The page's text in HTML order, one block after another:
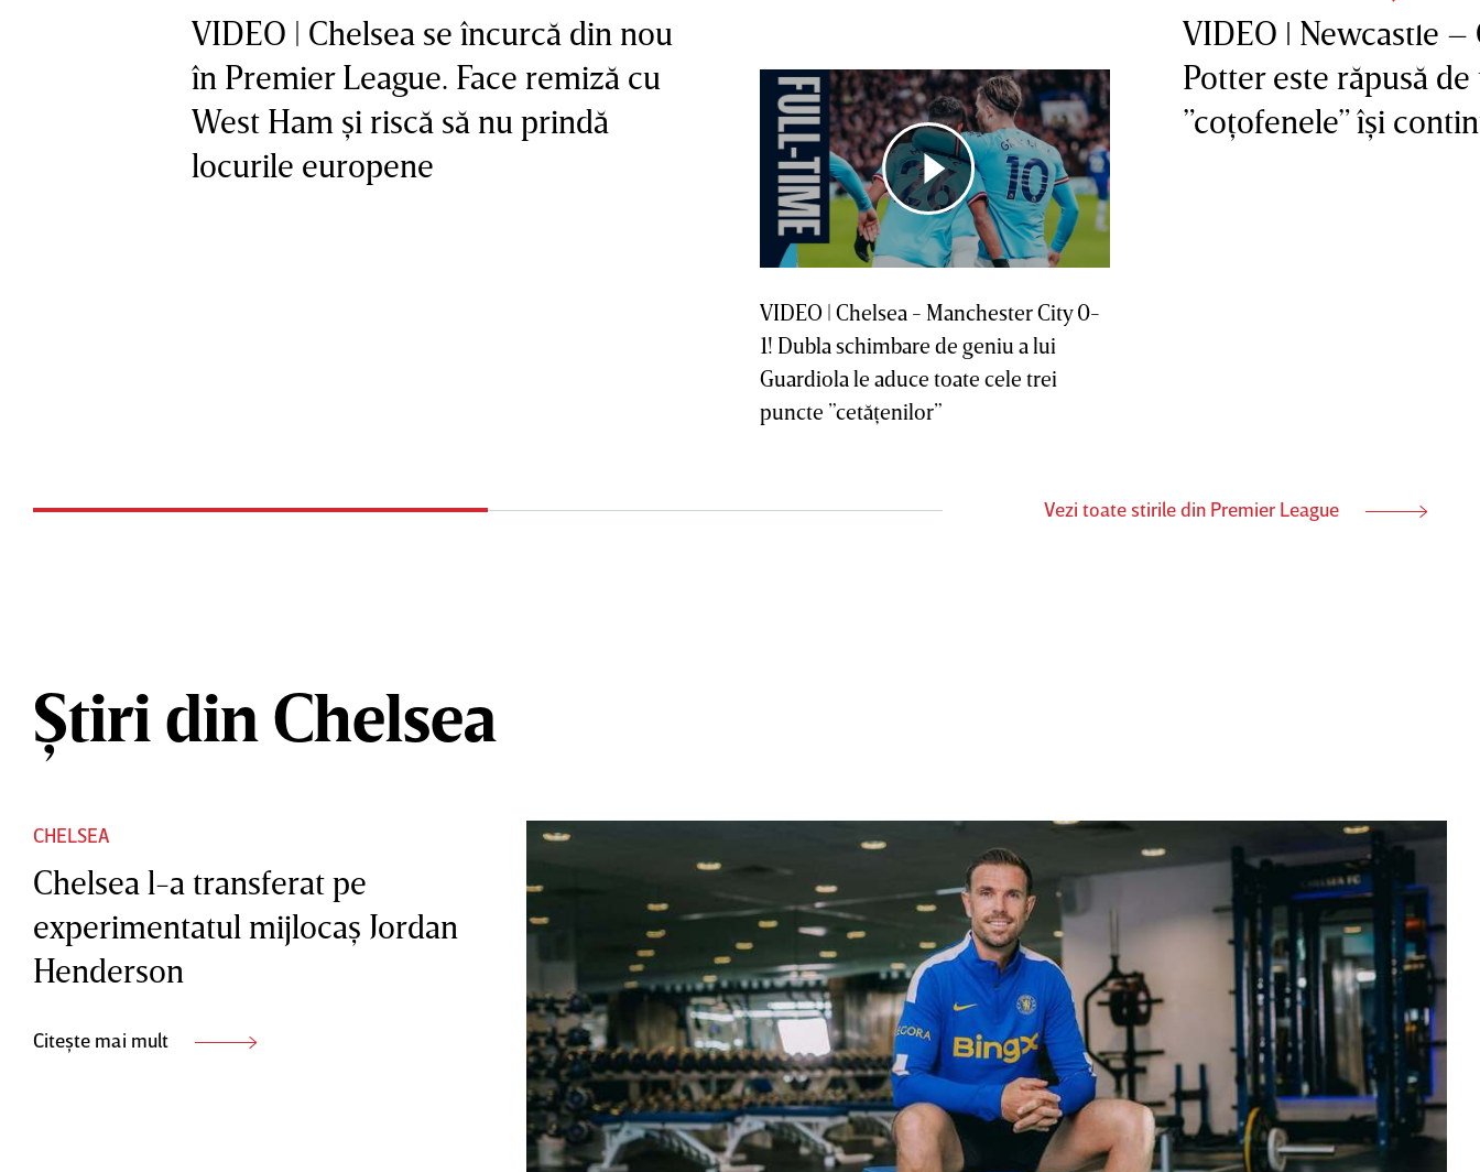
VIDEO | Chelsea se încurcă din nou
în Premier League. Face remiză cu
West Ham şi riscă să nu prindă
locurile europene
VIDEO | Chelsea - Manchester City 0-
1! Dubla schimbare de geniu a lui
Guardiola le aduce toate cele trei
puncte ”cetăţenilor”
VIDEO ǀ Newcastle
Potter este răpusă de
”coţofenele” îşi
Vezi toate stirile din Premier League
Știri din Chelsea
CHELSEA
Chelsea l-a transferat pe
experimentatul mijlocaş Jordan
Henderson
Citește mai mult